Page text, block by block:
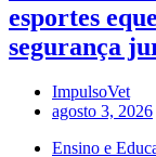
esportes
segurança
ImpulsoVet
agosto 3, 2026
Ensino e